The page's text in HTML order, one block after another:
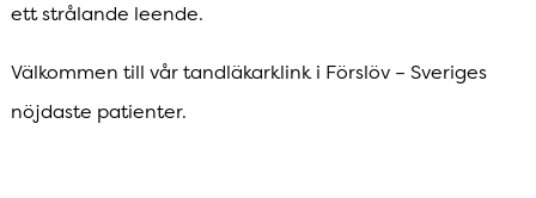
ett strålande leende.
Välkommen till vår tandläkarklink i Förslöv – Sveriges
nöjdaste patienter.